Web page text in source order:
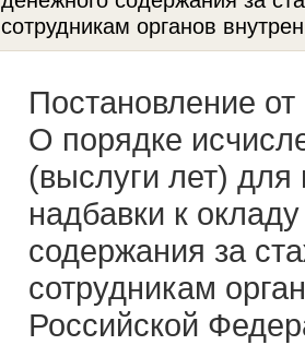
сотрудникам органов
Постановление
О порядке
(выслуги лет)
надбавки к
содержания за
сотрудникам
Российской